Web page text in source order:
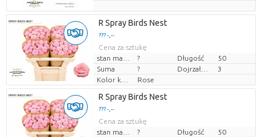
R Spray Birds Nest
??? -,--
Cena za sztukę
? Długość
50
Suma
?
3
Kolor kwiatów
Rose
R Spray Birds Nest
??? -,--
Cena za sztukę
? Długość
50